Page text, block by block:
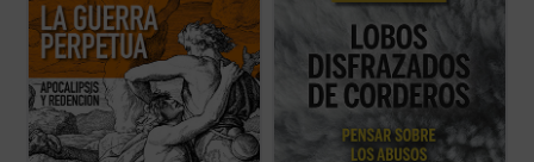
humanidad y podemos sospechar que lo
seguirá siendo? ¿Por qué la actividad ...
(ver ficha)
credulidad. Un alegato a favor de la fe. Un
ensayo vigorizante, ejemplar por su ...